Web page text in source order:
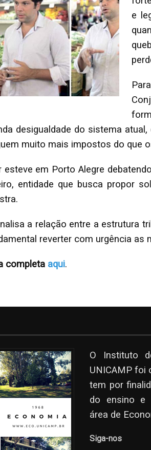
e
desigualdade do sistema
muito mais impostos do que
esteve em Porto Alegre
entidade que busca propor
a relação entre a estrutura
reverter com urgência
completa aqui.
O Instituto
UNICAMP foi
tem por
do ensino e
área de
Siga-nos